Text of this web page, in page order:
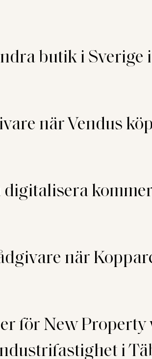
butik i Sverige
när Vendus
digitalisera
när
för New
i